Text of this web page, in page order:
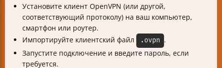
Установите клиент OpenVPN (или другой,
соответствующий протоколу) на ваш компьютер,
смартфон или роутер.
Импортируйте клиентский файл
.ovpn
.
Запустите подключение и введите пароль, если
требуется.